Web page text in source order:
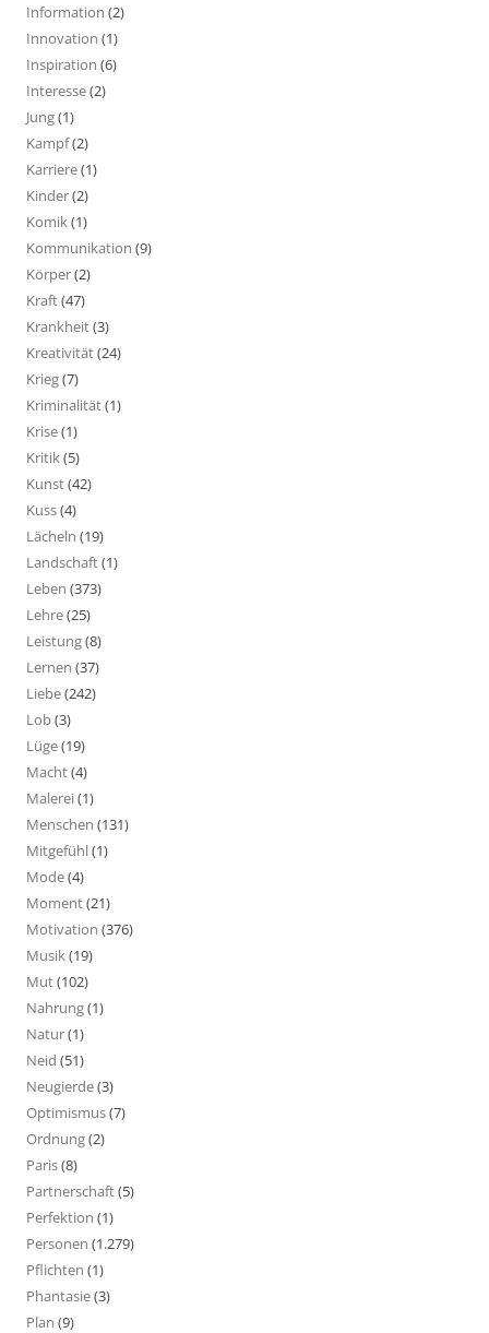
Information (2)
Innovation (1)
Inspiration (6)
Interesse(2)
Jung(1)
Kampf(2)
Karriere(1)
Kinder(2)
Komik(1)
Kommunikation (9)
Körper(2)
Kraft(47)
Krankheit(3)
Kreativität(24)
Krieg(7)
Kriminalität(1)
Krise(1)
Kritik(5)
Kunst(42)
Kuss(4)
Lächeln (19)
Landschaft(1)
Leben (373)
Lehre(25)
Leistung(8)
Lernen (37)
Liebe(242)
Lob(3)
Lüge(19)
Macht(4)
Malerei(1)
Menschen (131)
Mitgefühl(1)
Mode(4)
Moment(21)
Motivation (376)
Musik(19)
Mut(102)
Nahrung(1)
Natur(1)
Neid (51)
Neugierde(3)
Optimismus(7)
Ordnung(2)
Paris(8)
Partnerschaft(5)
Perfektion (1)
Personen (1.279)
Pflichten (1)
Phantasie(3)
Plan (9)